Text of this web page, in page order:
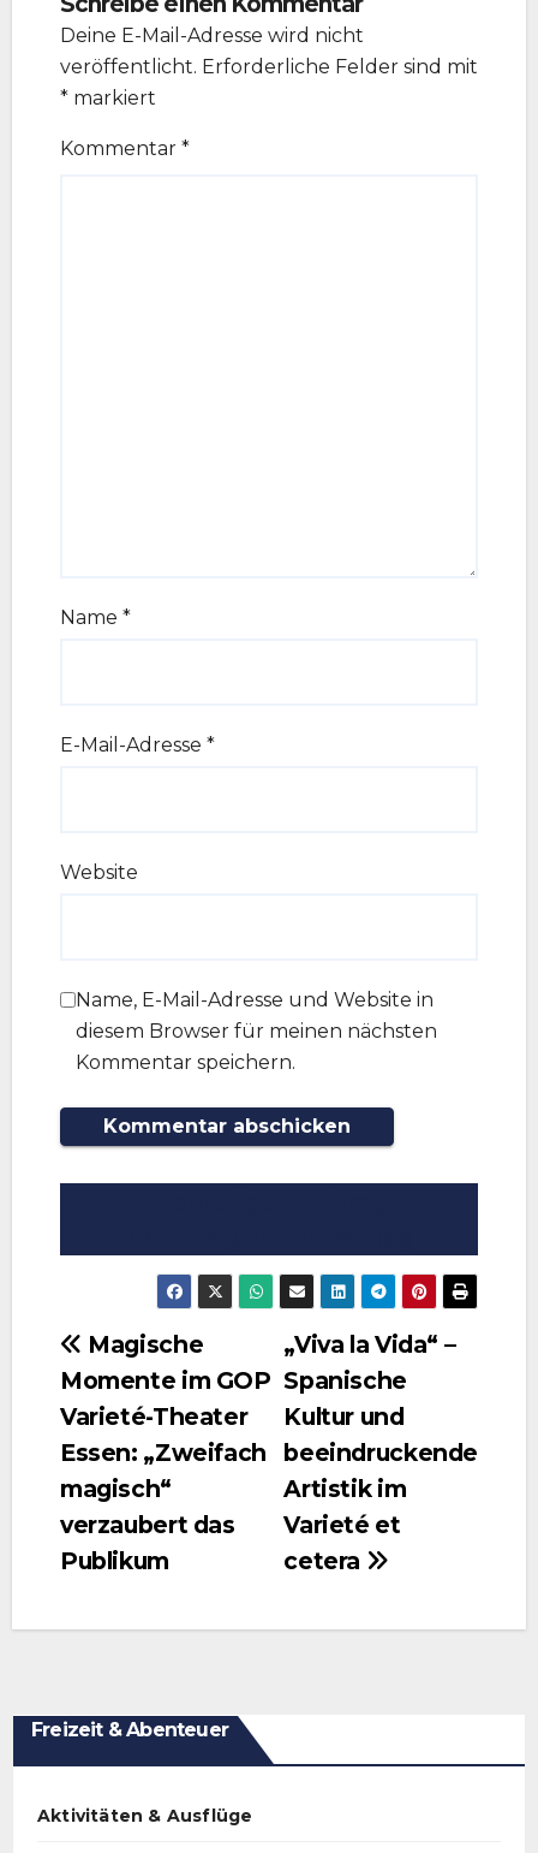
Deine E-Mail-Adresse wird nicht
veröffentlicht. Erforderliche Felder sind mit
* markiert
Kommentar *
Name *
E-Mail-Adresse *
Website
Name, E-Mail-Adresse und Website in
diesem Browser für meinen nächsten
Kommentar speichern.
Beitragsnavigation„Viva la Vida“ –
Spanische
Kultur und
beeindruckende
Artistik im
Varieté et
cetera
Magische
Momente im GOP
Varieté-Theater
Essen: „Zweifach
magisch“
verzaubert das
Publikum
Freizeit & Abenteuer
Aktivitäten & Ausflüge